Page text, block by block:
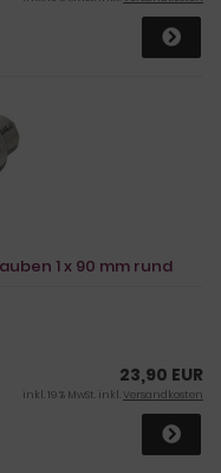
1 x 90 mm rund
23,90 EUR
inkl. 19 % MwSt. inkl.Versandkosten